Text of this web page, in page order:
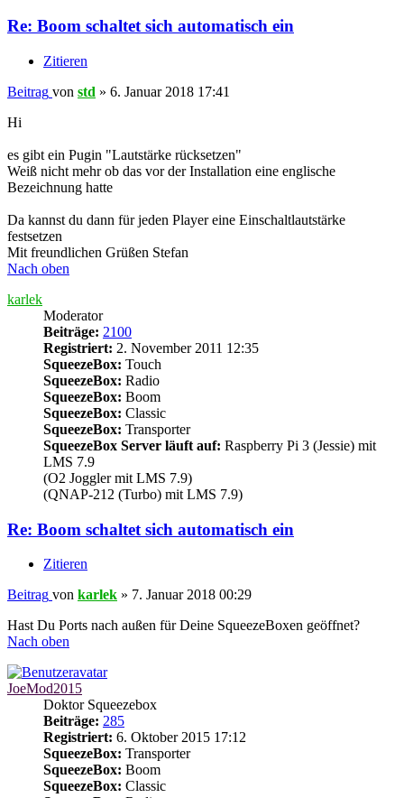
Re: Boom schaltet sich automatisch ein
Zitieren
Beitrag von std » 6. Januar 2018 17:41
Hi
es gibt ein Pugin "Lautstärke rücksetzen"
Weiß nicht mehr ob das vor der Installation eine englische
Bezeichnung hatte
Da kannst du dann für jeden Player eine Einschaltlautstärke
festsetzen
Mit freundlichen Grüßen Stefan
Nach oben
karlek
Moderator
Beiträge: 2100
Registriert: 2. November 2011 12:35
SqueezeBox: Touch
SqueezeBox: Radio
SqueezeBox: Boom
SqueezeBox: Classic
SqueezeBox: Transporter
SqueezeBox Server läuft auf: Raspberry Pi 3 (Jessie) mit
LMS 7.9
(O2 Joggler mit LMS 7.9)
(QNAP-212 (Turbo) mit LMS 7.9)
Re: Boom schaltet sich automatisch ein
Zitieren
Beitrag von karlek » 7. Januar 2018 00:29
Hast Du Ports nach außen für Deine SqueezeBoxen geöffnet?
Nach oben
JoeMod2015
Doktor Squeezebox
Beiträge: 285
Registriert: 6. Oktober 2015 17:12
SqueezeBox: Transporter
SqueezeBox: Boom
SqueezeBox: Classic